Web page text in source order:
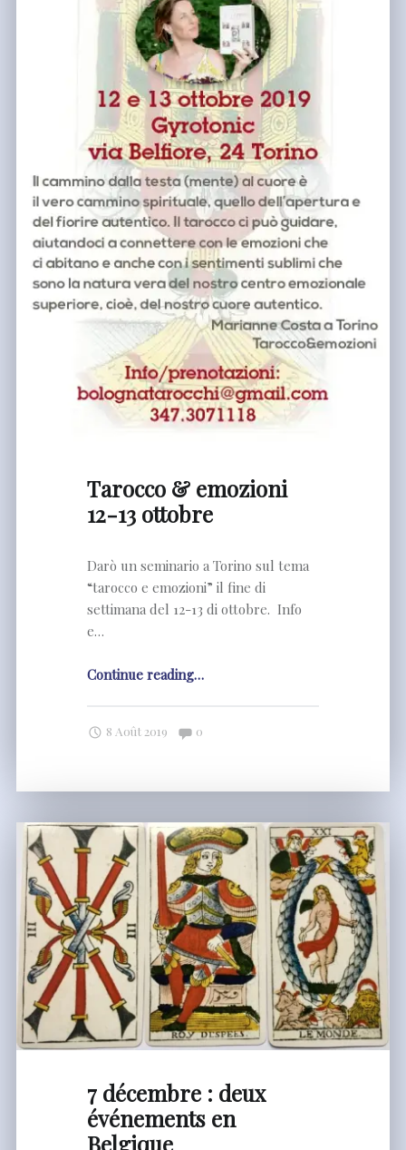
Tarocco & emozioni
12-13 ottobre
Darò un seminario a Torino sul tema
“tarocco e emozioni” il fine di
settimana del 12-13 di ottobre. Info
e…
Continue reading"Tarocco
12-
…
8 Août 2019 Comments:
0
7 décembre : deux
événements en
Belgique